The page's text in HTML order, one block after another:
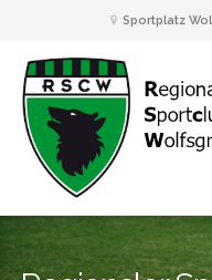
Sportplatz